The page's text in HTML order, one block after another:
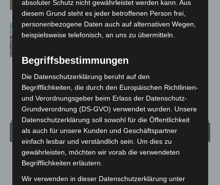
Landesgartenschau Bad Nenndorf
erreicht Halbzeit mit 350.000
Wetter
LANGENHAGEN
absoluter Schutz nicht gewährleistet werden kann. Aus
diesem Grund steht es jeder betroffenen Person frei,
personenbezogene Daten auch auf alternativen Wegen,
beispielsweise telefonisch, an uns zu übermitteln.
Begriffsbestimmungen
Die Datenschutzerklärung beruht auf den
Begrifflichkeiten, die durch den Europäischen Richtlinien-
und Verordnungsgeber beim Erlass der Datenschutz-
Grundverordnung (DS-GVO) verwendet wurden. Unsere
Datenschutzerklärung soll sowohl für die Öffentlichkeit
als auch für unsere Kunden und Geschäftspartner
einfach lesbar und verständlich sein. Um dies zu
gewährleisten, möchten wir vorab die verwendeten
Begrifflichkeiten erläutern.
Wir verwenden in dieser Datenschutzerklärung unter